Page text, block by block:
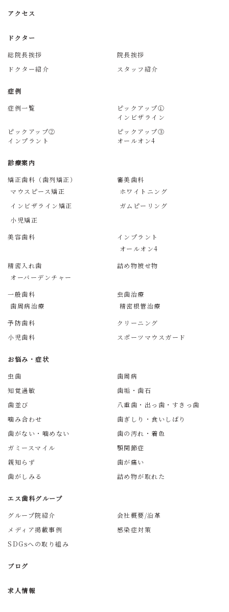
アクセス
ドクター
総院長挨拶
院長挨拶
ドクター紹介
スタッフ紹介
症例
症例一覧
ピックアップ①
インビザライン
ピックアップ②
インプラント
ピックアップ③
オールオン4
診療案内
矯正歯科（歯列矯正）
マウスピース矯正
インビザライン矯正
小児矯正
審美歯科
ホワイトニング
ガムピーリング
美容歯科
インプラント
オールオン4
精密入れ歯
オーバーデンチャー
詰め物被せ物
一般歯科
歯周病治療
虫歯治療
精密根管治療
予防歯科
クリーニング
小児歯科
スポーツマウスガード
お悩み・症状
虫歯
歯周病
知覚過敏
歯垢・歯石
歯並び
八重歯・出っ歯・すきっ歯
噛み合わせ
歯ぎしり・食いしばり
歯がない・噛めない
歯の汚れ・着色
ガミースマイル
顎関節症
親知らず
歯が痛い
歯がしみる
詰め物が取れた
エス歯科グループ
グループ院紹介
会社概要/沿革
メディア掲載事例
感染症対策
SDGsへの取り組み
ブログ
求人情報